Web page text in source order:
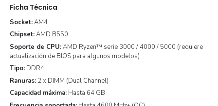
Ficha Técnica
Socket:AM4
Chipset:AMD B550
Soporte de CPU:AMD Ryzen™ serie 3000 / 4000 / 5000 (requiere
actualización de BIOS para algunos modelos)
Tipo:DDR4
Ranuras:2 x DIMM (Dual Channel)
Capacidad máxima:Hasta 64 GB